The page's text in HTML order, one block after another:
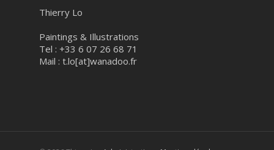
Thierry Lo
Paintings & Illustrations
Tel : +33 6 07 26 68 71
Mail : t.lo[at]wanadoo.fr